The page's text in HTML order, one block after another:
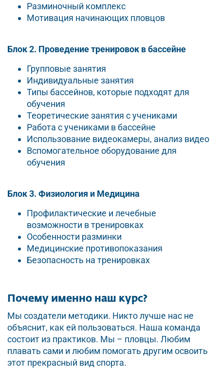
Разминочный комплекс
Мотивация начинающих пловцов
Блок 2. Проведение тренировок в бассейне
Групповые занятия
Индивидуальные занятия
Типы бассейнов, которые подходят для
обучения
Теоретические занятия с учениками
Работа с учениками в бассейне
Использование видеокамеры, анализ видео
Вспомогательное оборудование для
обучения
Блок 3. Физиология и Медицина
Профилактические и лечебные
возможности в тренировках
Особенности разминки
Медицинские противопоказания
Безопасность на тренировках
Почему именно наш курс?
Мы создатели методики. Никто лучше нас не
объяснит, как ей пользоваться. Наша команда
состоит из практиков. Мы – пловцы. Любим
плавать сами и любим помогать другим освоить
этот прекрасный вид спорта.